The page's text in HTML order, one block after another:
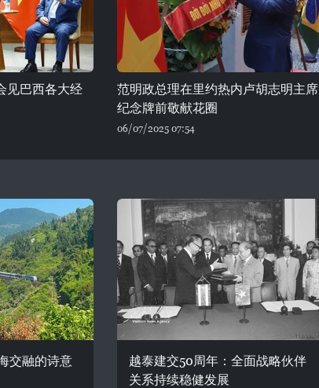
见巴西各大经
范明政总理在里约热内卢胡志明主席
纪念牌前敬献花圈
06/07/2025 07:54
交融的诗意
越泰建交50周年：全面战略伙伴
关系持续稳健发展